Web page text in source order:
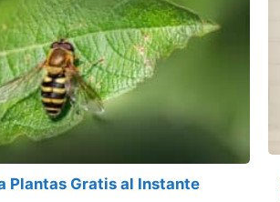
Plantas Gratis al Instante